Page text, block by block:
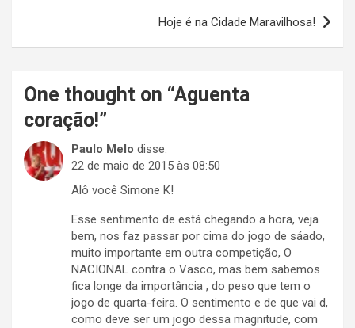
Hoje é na Cidade Maravilhosa!
One thought on “Aguenta
coração!”
Paulo Melo disse:
22 de maio de 2015 às 08:50
Alô você Simone K!
Esse sentimento de está chegando a hora, veja
bem, nos faz passar por cima do jogo de sáado,
muito importante em outra competição, O
NACIONAL contra o Vasco, mas bem sabemos
fica longe da importância , do peso que tem o
jogo de quarta-feira. O sentimento e de que vai d,
como deve ser um jogo dessa magnitude, com